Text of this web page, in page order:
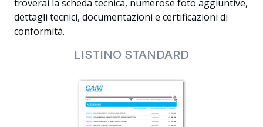
troverai la scheda tecnica, numerose foto aggiuntive,
dettagli tecnici, documentazioni e certificazioni di
conformità.
LISTINO STANDARD